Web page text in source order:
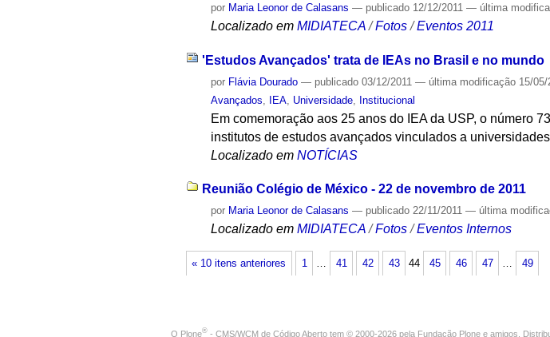
por Maria Leonor de Calasans — publicado 12/12/2011— última
Localizado em MIDIATECA /Fotos /Eventos 2011
'Estudos Avançados' trata de IEAs no Brasil e no mundo
por Flávia Dourado — publicado 03/12/2011— última modificação 15/
Avançados
IEA Universidade Institucional
Em comemoração aos 25 anos do IEA da USP, o número
institutos de estudos avançados vinculados a
Localizado em NOTÍCIAS
Reunião Colégio de México - 22 de novembro de 2011
por Maria Leonor de Calasans — publicado 22/11/2011— última
Localizado em MIDIATECA /Fotos /Eventos Internos
« 10 itens anteriores 1 41 42 43 44 45 46 47 49
O Plone® - CMS/WCM de Código Aberto tem © 2000-2026 pela Fundação Plone e amigos.